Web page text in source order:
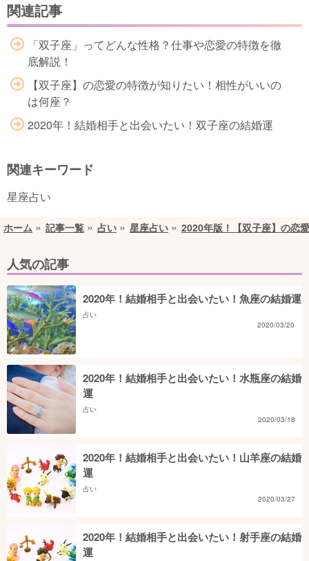
関連記事
「双子座」ってどんな性格？仕事や恋愛の特徴を徹
底解説！
【双子座】の恋愛の特徴が知りたい！相性がいいの
は何座？
2020年！結婚相手と出会いたい！双子座の結婚運
関連キーワード
星座占い
ホーム 記事一覧 占い 星座占い 2020年版！【双子座】の恋
人気の記事
2020年！結婚相手と出会いたい！魚座の結婚運
占い
2020/03/20
2020年！結婚相手と出会いたい！水瓶座の結婚
運
占い
2020/03/18
2020年！結婚相手と出会いたい！山羊座の結婚
運
占い
2020/03/27
2020年！結婚相手と出会いたい！射手座の結婚
運